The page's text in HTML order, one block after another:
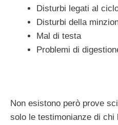
Disturbi legati al
Disturbi della
Mal di testa
Problemi di
Non esistono però prove
solo le testimonianze di chi